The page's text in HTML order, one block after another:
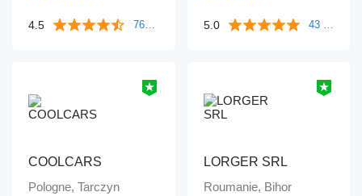
4.5 763 commentaires 5.0 43 commentaires
COOLCARS
Pologne, Tarczyn
LORGER SRL
Roumanie, Bihor